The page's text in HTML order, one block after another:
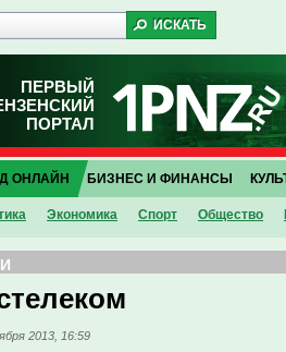
ПЕРВЫЙ
ПОРТАЛ
ОНЛАЙН
Экономика Спорт Общество
БИЗНЕС И ФИНАНСЫ
2013, 16:59